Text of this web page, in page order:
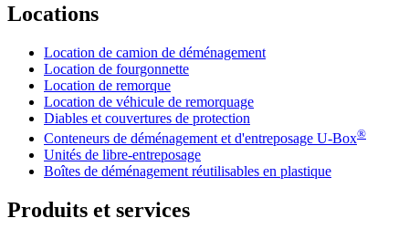
Locations
Location de camion de déménagement
Location de fourgonnette
Location de remorque
Location de véhicule de remorquage
Diables et couvertures de protection
Conteneurs de déménagement et d'entreposage U-Box®
Unités de libre-entreposage
Boîtes de déménagement réutilisables en plastique
Produits et services